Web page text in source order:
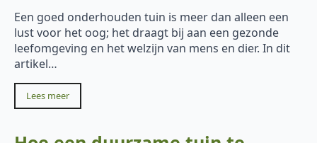
Een goed onderhouden tuin is meer dan alleen een
lust voor het oog; het draagt bij aan een gezonde
leefomgeving en het welzijn van mens en dier. In dit
artikel…
Lees meer